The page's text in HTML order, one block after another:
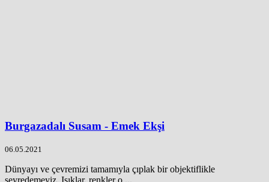
Burgazadalı Susam - Emek Ekşi
06.05.2021
Dünyayı ve çevremizi tamamıyla çıplak bir objektiflikle